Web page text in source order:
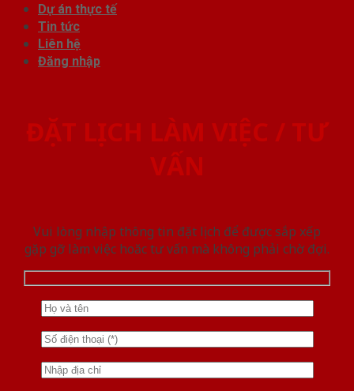
Dự án thực tế
Tin tức
Liên hệ
Đăng nhập
ĐẶT LỊCH LÀM VIỆC / TƯ
VẤN
Vui lòng nhập thông tin đặt lịch để được sắp xếp
gặp gỡ làm việc hoăc tư vấn mà không phải chờ đợi.